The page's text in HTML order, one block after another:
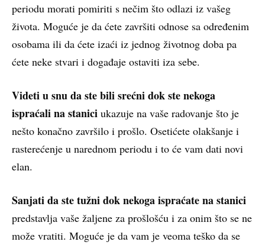
periodu morati pomiriti s nečim što odlazi iz vašeg
života. Moguće je da ćete završiti odnose sa određenim
osobama ili da ćete izaći iz jednog životnog doba pa
ćete neke stvari i događaje ostaviti iza sebe.
Videti u snu da ste bili srećni dok ste nekoga
ispraćali na stanici ukazuje na vaše radovanje što je
nešto konačno završilo i prošlo. Osetićete olakšanje i
rasterećenje u narednom periodu i to će vam dati novi
elan.
Sanjati da ste tužni dok nekoga ispraćate na stanici
predstavlja vaše žaljene za prošlošću i za onim što se ne
može vratiti. Moguće je da vam je veoma teško da se